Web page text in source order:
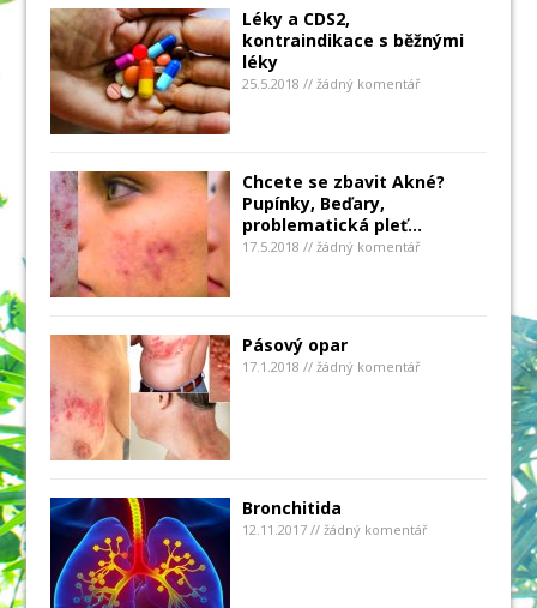
Léky a CDS2,
kontraindikace s běžnými
léky
25.5.2018 // žádný komentář
Chcete se zbavit Akné?
Pupínky, Beďary,
problematická pleť…
17.5.2018 // žádný komentář
Pásový opar
17.1.2018 // žádný komentář
Bronchitida
12.11.2017 // žádný komentář